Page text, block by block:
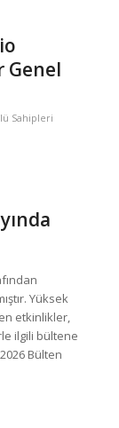
Genel
Sahipleri
Yüksek
etkinlikler,
ilgili bültene
Bülten